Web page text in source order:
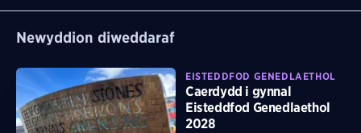
Newyddion diweddaraf
EISTEDDFOD GENEDLAETHOL
Caerdydd i gynnal
Eisteddfod Genedlaethol
2028